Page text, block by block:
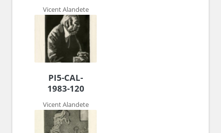
Vicent Alandete
PI5-CAL-
1983-120
Vicent Alandete